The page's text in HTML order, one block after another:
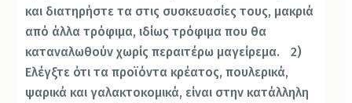
και διατηρήστε τα στις συσκευασίες τους, μακριά
από άλλα τρόφιμα, ιδίως τρόφιμα που θα
καταναλωθούν χωρίς περαιτέρω μαγείρεμα. 2)
Ελέγξτε ότι τα προϊόντα κρέατος, πουλερικά,
ψαρικά και γαλακτοκομικά, είναι στην κατάλληλη